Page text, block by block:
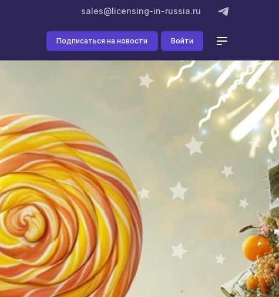
sales@licensing-in-russia.ru
Подписаться на новости Войти